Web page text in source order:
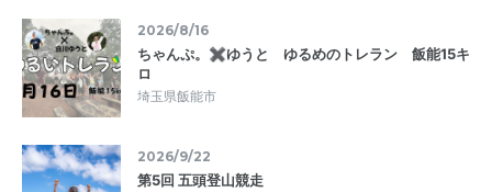
2026/8/16
ちゃんぷ。✖ゆうと ゆるめのトレラン 飯能15キ
ロ
埼玉県飯能市
2026/9/22
第5回 五頭登山競走